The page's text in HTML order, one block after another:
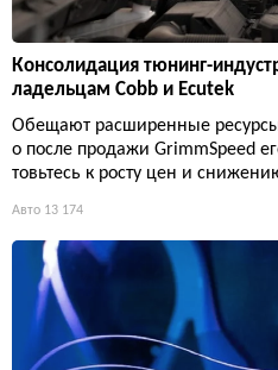
Консолидация тюнинг-
ладельцам Cobb и Ecutek
Обещают расширенные
о после продажи GrimmSpeed
товьтесь к росту цен и
Авто 13 174